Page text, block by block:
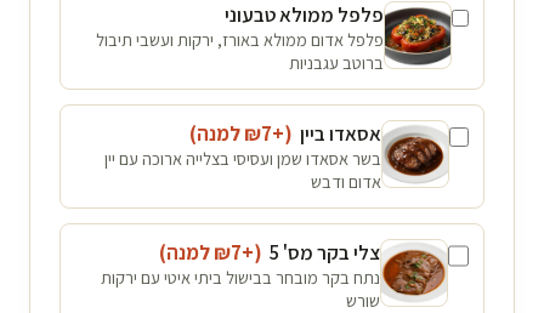
פלפל ממולא טבעוני
פלפל אדום ממולא באורז, ירקות ועשבי תיבול
ברוטב עגבניות
אסאדו ביין (+₪
7 למנה)
בשר אסאדו שמן ועסיסי בצלייה ארוכה עם יין
אדום ודבש
צלי בקר מס' 5 (+₪
7 למנה)
נתח בקר מובחר בבישול ביתי איטי עם ירקות
שורש